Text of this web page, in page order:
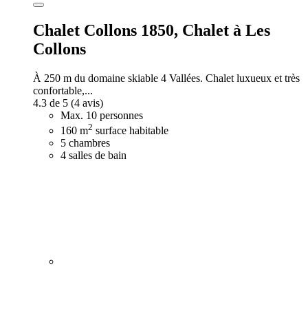
Chalet Collons 1850, Chalet à Les
Collons
À 250 m du domaine skiable 4 Vallées. Chalet luxueux et très
confortable,...
4.3 de 5 (4 avis)
Max. 10 personnes
160 m2 surface habitable
5 chambres
4 salles de bain